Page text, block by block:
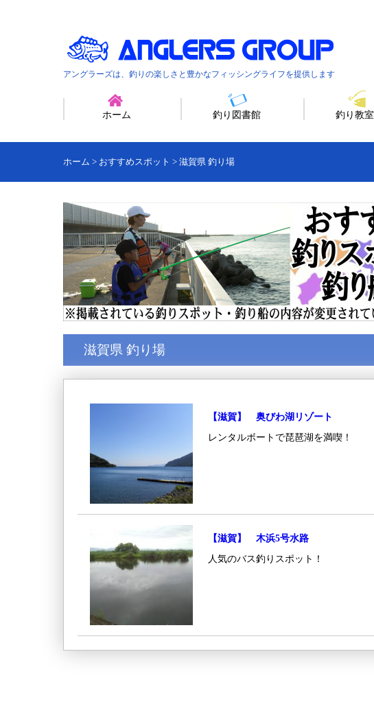
アングラーズは、釣りの楽しさと豊かなフィッシングライフを提供します
ホーム 釣り図書館 釣り教室
ホーム > おすすめスポット > 滋賀県 釣り場
滋賀県 釣り場
【滋賀】 奥びわ湖リゾート
レンタルボートで琵琶湖を満喫！
【滋賀】 木浜5号水路
人気のバス釣りスポット！